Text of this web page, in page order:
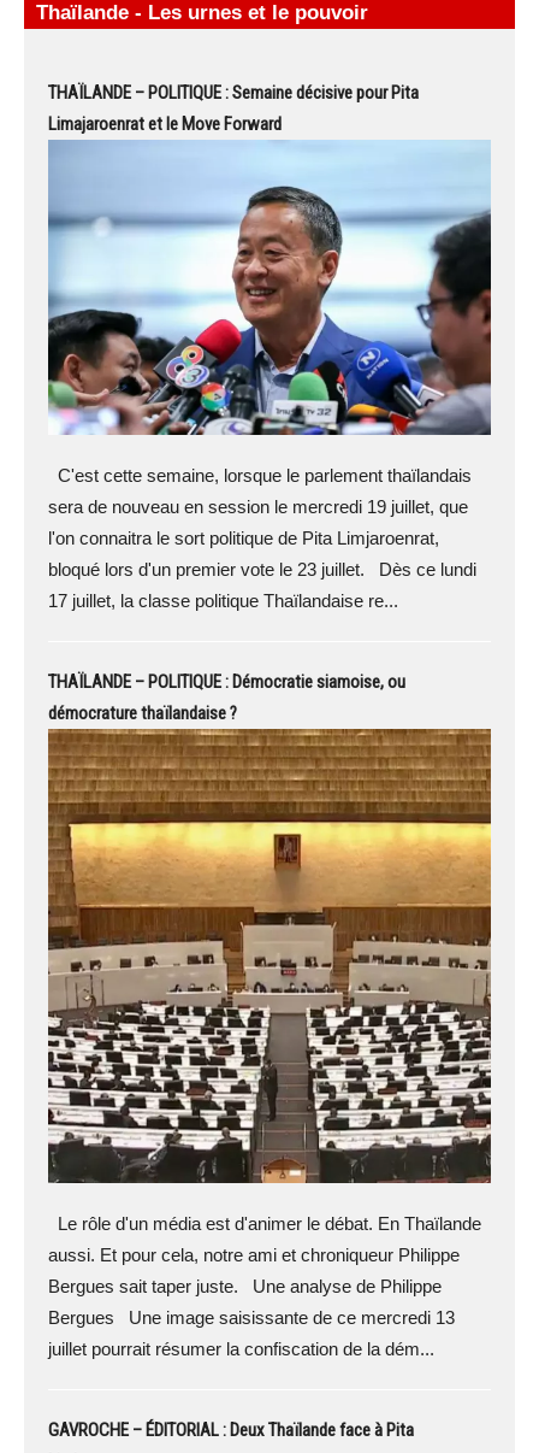
Thaïlande - Les urnes et le pouvoir
THAÏLANDE – POLITIQUE : Semaine décisive pour Pita
Limajaroenrat et le Move Forward
C'est cette semaine, lorsque le parlement thaïlandais
sera de nouveau en session le mercredi 19 juillet, que
l'on connaitra le sort politique de Pita Limjaroenrat,
bloqué lors d'un premier vote le 23 juillet. Dès ce lundi
17 juillet, la classe politique Thaïlandaise re...
THAÏLANDE – POLITIQUE : Démocratie siamoise, ou
démocrature thaïlandaise ?
Le rôle d'un média est d'animer le débat. En Thaïlande
aussi. Et pour cela, notre ami et chroniqueur Philippe
Bergues sait taper juste. Une analyse de Philippe
Bergues Une image saisissante de ce mercredi 13
juillet pourrait résumer la confiscation de la dém...
GAVROCHE – ÉDITORIAL : Deux Thaïlande face à Pita